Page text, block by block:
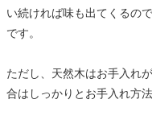
い続ければ味も出てくるの
です。
ただし、天然木はお手入れ
合はしっかりとお手入れ方